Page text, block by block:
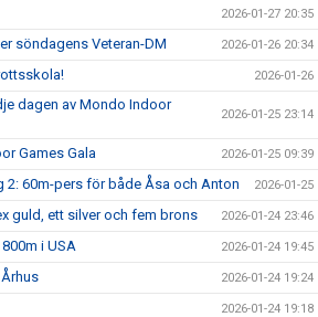
2026-01-27 20:35
söndagens Veteran-DM 2026-01-26 20:34
2026-01-26
dagen av Mondo Indoor
2026-01-25 23:14
Games Gala 2026-01-25 09:39
2: 60m-pers för både Åsa och Anton 2026-01-25
guld, ett silver och fem brons 2026-01-24 23:46
i USA 2026-01-24 19:45
2026-01-24 19:24
2026-01-24 19:18